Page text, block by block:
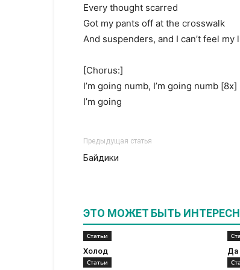
Every thought scarred
Got my pants off at the crosswalk
And suspenders, and I can’t feel my
[Chorus:]
I’m going numb, I’m going numb [8x]
I’m going
Предыдущая статья
Байдики
ЭТО МОЖЕТ БЫТЬ
Статьи
Холод Да
Статьи